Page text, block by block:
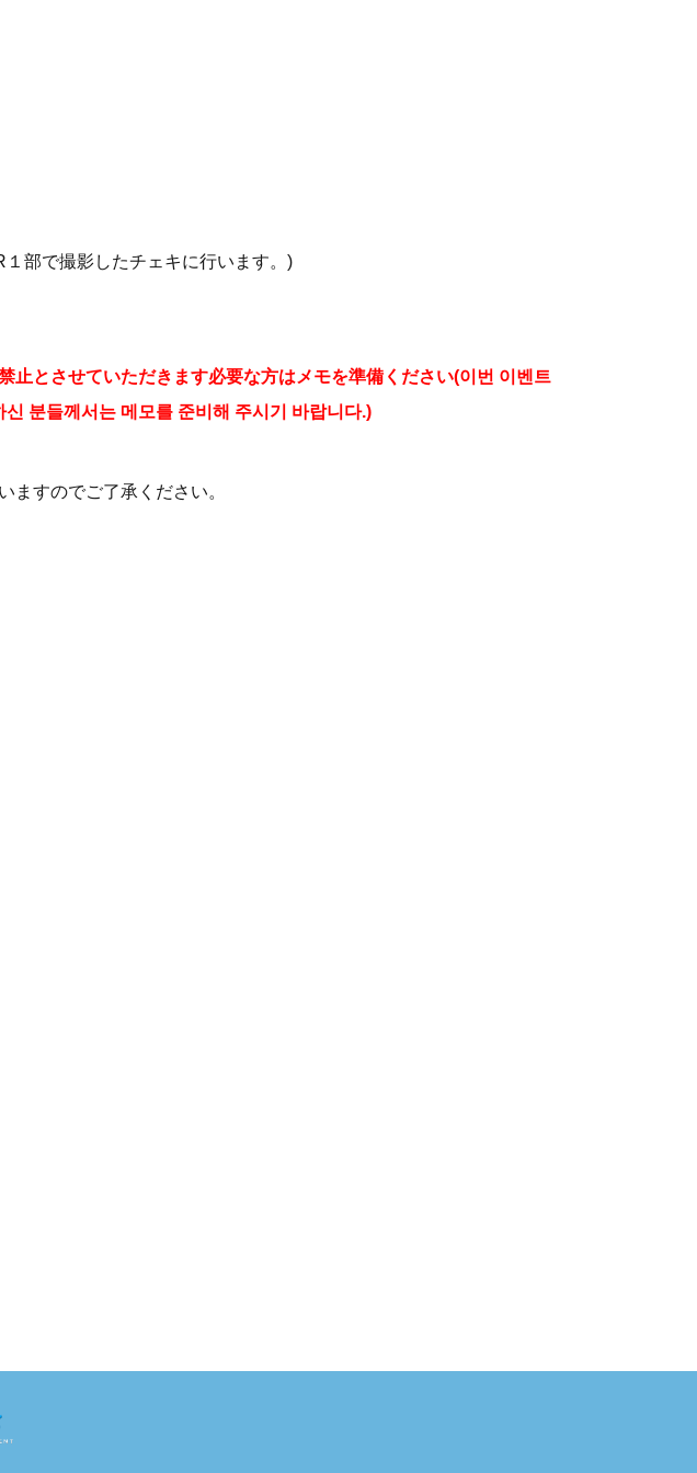
部で撮影したチェキに行います。)
とさせていただきます必要な方はメモを準備ください(이번 이벤트
분들께서는 메모를 준비해 주시기 바랍니다.)
すのでご了承ください。